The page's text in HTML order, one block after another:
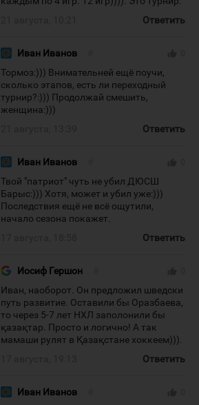
Ответить
Иван Иванов
Тормоз:))) Внимательней ещё поучи,
сколько этапов, есть ли переходный
турнир?:))) Продолжай смешить,
женщина:)))
Ответить
Иван Иванов
Твой "патриот" чуть не убил ДЮСШ
Барыс:))) Хотя, может и убил уже:)))
Последствия ещё не всё ощутили,
начало сезона покажет.
Ответить
Иосиф Гершон
Иван, наоборот. Он предложил шведски
путь развитие. Оставили бы Оразбаева,
то через 5-7 лет НХЛ заполонили бы
қазақтар. Просто и логично! А так
мамаши рулят в Қазақстане хоккеем))).
Ответить
Иван Иванов